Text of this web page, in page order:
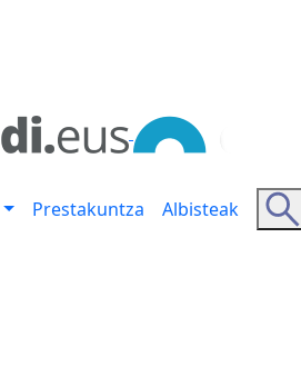
Prestakuntza Albisteak